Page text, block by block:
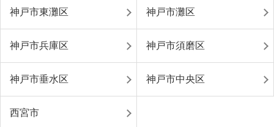
神戸市東灘区 神戸市灘区
神戸市兵庫区 神戸市須磨区
神戸市垂水区 神戸市中央区
西宮市